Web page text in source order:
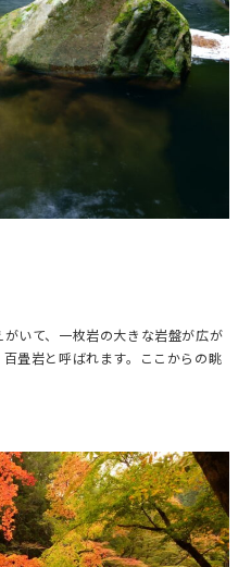
いて、一枚岩の大きな岩盤が広が
畳岩と呼ばれます。ここからの眺